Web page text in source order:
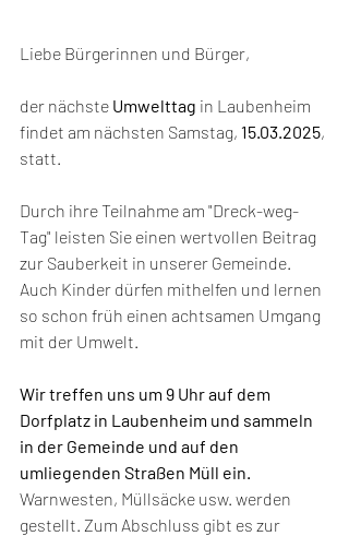
Liebe Bürgerinnen und Bürger,
der nächste Umwelttag in Laubenheim
findet am nächsten Samstag, 15.03.2025,
statt.
Durch ihre Teilnahme am "Dreck-weg-
Tag" leisten Sie einen wertvollen Beitrag
zur Sauberkeit in unserer Gemeinde.
Auch Kinder dürfen mithelfen und lernen
so schon früh einen achtsamen Umgang
mit der Umwelt.
Wir treffen uns um 9 Uhr auf dem
Dorfplatz in Laubenheim und sammeln
in der Gemeinde und auf den
umliegenden Straßen Müll ein.
Warnwesten, Müllsäcke usw. werden
gestellt. Zum Abschluss gibt es zur